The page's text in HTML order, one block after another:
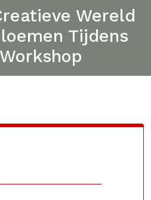
Wereld
Tijdens